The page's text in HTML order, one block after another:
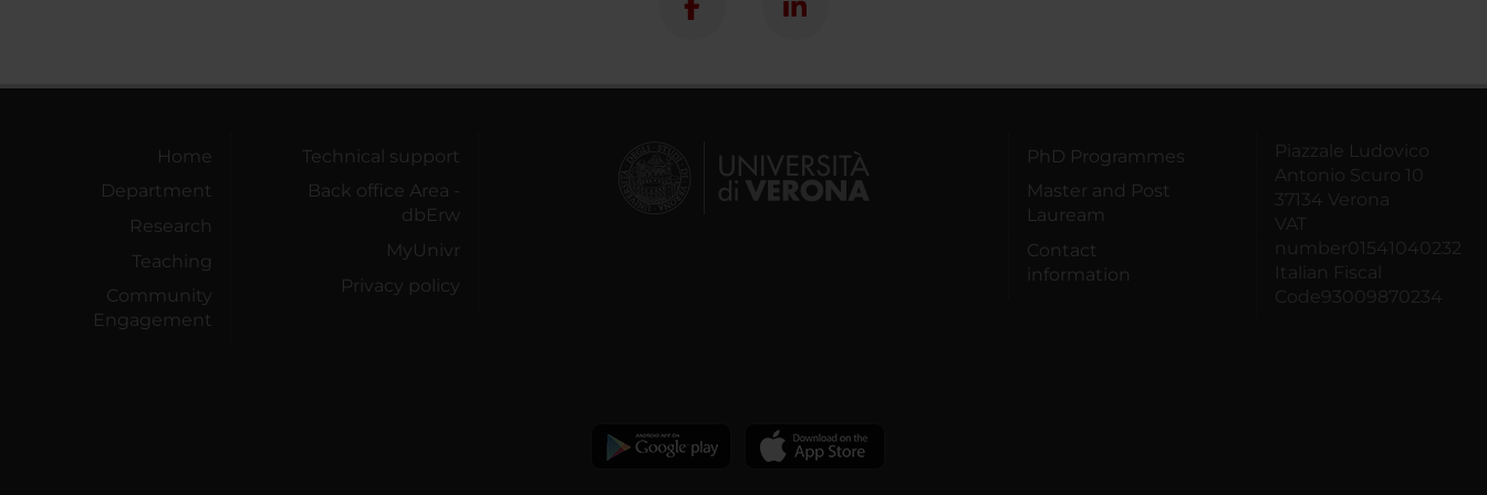
Home
Department
Research
Teaching
Community
Engagement
Technical support
Back office Area -
dbErw
MyUnivr
Privacy policy
PhD Programmes
Master and Post
Lauream
Contact
information
Piazzale Ludovico
Antonio Scuro 10
37134 Verona
VAT
number01541040232
Italian Fiscal
Code93009870234